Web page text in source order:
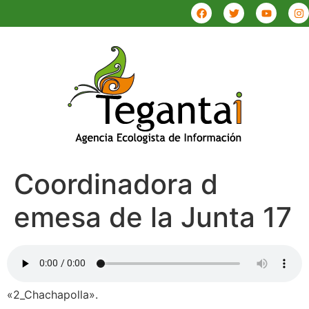
Coordinadora d
emesa de la Junta 17
«2_Chachapolla».